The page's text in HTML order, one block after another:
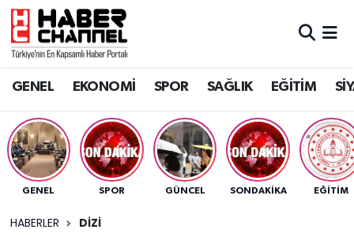
GENEL EKONOMİ SPOR SAĞLIK EĞİTİM
GENEL SPOR GÜNCEL SONDAKIKA EĞİTİM
HABERLER DİZİ
GENEL
SPOR
SAĞLIK
EĞİTİM
Nöbetçi Eczaneler
Trafik Durumu
Süper Lig Puan Durumu ve Fikstür
Tüm Manşetler